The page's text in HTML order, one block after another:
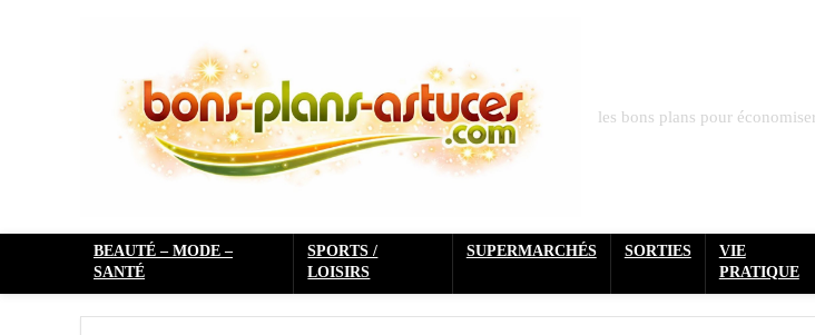
les bons plans pour
BEAUTÉ – MODE –
SANTÉ
SPORTS /
LOISIRS
SUPERMARCHÉS SORTIES
VIE
PRATIQUE